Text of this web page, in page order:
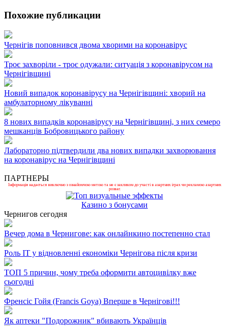
Похожие публикации
Чернігів поповнився двома хворими на коронавірус
Троє захворіли - троє одужали: ситуація з коронавірусом на
Чернігівщині
Новий випадок коронавірусу на Чернігівщині: хворий на
амбулаторному лікуванні
8 нових випадків коронавірусу на Чернігівщині, з них семеро
мешканців Бобровицького району
Лабораторно підтвердили два нових випадки захворювання
на коронавірус на Чернігівщині
ПАРТНЕРЫ
Інформація надається виключно з ознайомчою метою та не є закликом до участі в азартних іграх чи рекламою азартних
розваг.
Казино з бонусами
Чернигов сегодня
Вечер дома в Чернигове: как онлайнкино постепенно стал
Роль ІТ у відновленні економіки Чернігова після кризи
ТОП 5 причин, чому треба оформити автоцивілку вже
сьогодні
Френсіс Гойя (Francis Goya) Вперше в Чернігові!!!
Як аптеки "Подорожник" вбивають Українців